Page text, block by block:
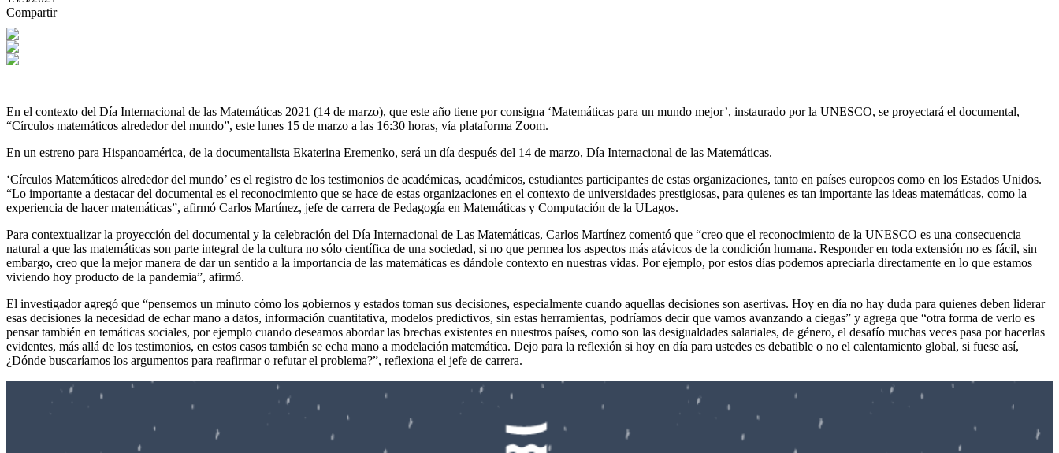
Compartir
En el contexto del Día Internacional de las Matemáticas 2021 (14 de marzo), que este año tiene por consigna ‘Matemáticas para un mundo mejor’, instaurado por la UNESCO, se proyectará el documental,
“Círculos matemáticos alrededor del mundo”, este lunes 15 de marzo a las 16:30 horas, vía plataforma Zoom.
En un estreno para Hispanoamérica, de la documentalista Ekaterina Eremenko, será un día después del 14 de marzo, Día Internacional de las Matemáticas.
‘Círculos Matemáticos alrededor del mundo’ es el registro de los testimonios de académicas, académicos, estudiantes participantes de estas organizaciones, tanto en países europeos como en los Estados Unidos.
“Lo importante a destacar del documental es el reconocimiento que se hace de estas organizaciones en el contexto de universidades prestigiosas, para quienes es tan importante las ideas matemáticas, como la
experiencia de hacer matemáticas”, afirmó Carlos Martínez, jefe de carrera de Pedagogía en Matemáticas y Computación de la ULagos.
Para contextualizar la proyección del documental y la celebración del Día Internacional de Las Matemáticas, Carlos Martínez comentó que “creo que el reconocimiento de la UNESCO es una consecuencia
natural a que las matemáticas son parte integral de la cultura no sólo científica de una sociedad, si no que permea los aspectos más atávicos de la condición humana. Responder en toda extensión no es fácil, sin
embargo, creo que la mejor manera de dar un sentido a la importancia de las matemáticas es dándole contexto en nuestras vidas. Por ejemplo, por estos días podemos apreciarla directamente en lo que estamos
viviendo hoy producto de la pandemia”, afirmó.
El investigador agregó que “pensemos un minuto cómo los gobiernos y estados toman sus decisiones, especialmente cuando aquellas decisiones son asertivas. Hoy en día no hay duda para quienes deben liderar
esas decisiones la necesidad de echar mano a datos, información cuantitativa, modelos predictivos, sin estas herramientas, podríamos decir que vamos avanzando a ciegas” y agrega que “otra forma de verlo es
pensar también en temáticas sociales, por ejemplo cuando deseamos abordar las brechas existentes en nuestros países, como son las desigualdades salariales, de género, el desafío muchas veces pasa por hacerlas
evidentes, más allá de los testimonios, en estos casos también se echa mano a modelación matemática. Dejo para la reflexión si hoy en día para ustedes es debatible o no el calentamiento global, si fuese así,
¿Dónde buscaríamos los argumentos para reafirmar o refutar el problema?”, reflexiona el jefe de carrera.